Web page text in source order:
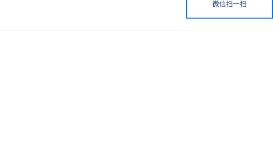
微信扫一扫